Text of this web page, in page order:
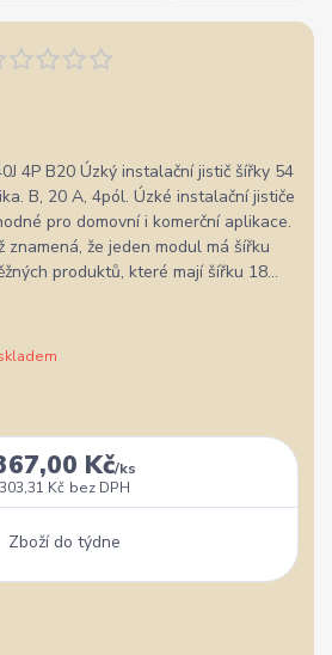
4P B20 Úzký instalační jistič šířky 54
B, 20 A, 4pól. Úzké instalační jističe
pro domovní i komerční aplikace.
znamená, že jeden modul má šířku
produktů, které mají šířku 18...
Kč/ks
303,31 Kč bez DPH
Zboží do týdne